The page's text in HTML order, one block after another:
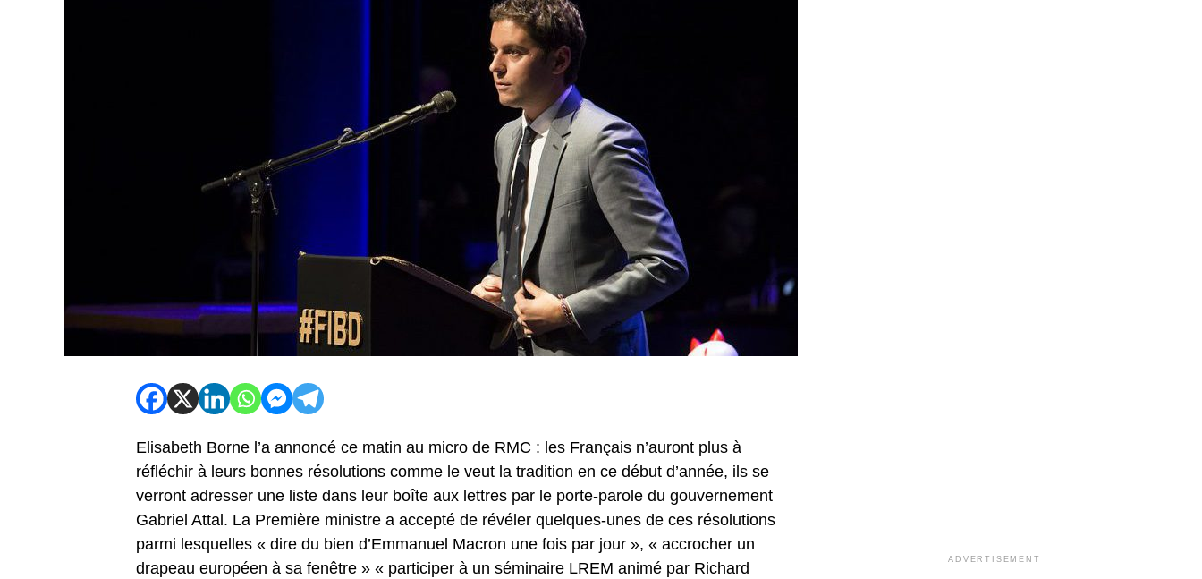
Elisabeth Borne l’a annoncé ce matin au micro de RMC : les Français n’auront plus à
réfléchir à leurs bonnes résolutions comme le veut la tradition en ce début d’année, ils se
verront adresser une liste dans leur boîte aux lettres par le porte-parole du gouvernement
Gabriel Attal. La Première ministre a accepté de révéler quelques-unes de ces résolutions
parmi lesquelles « dire du bien d’Emmanuel Macron une fois par jour », « accrocher un
drapeau européen à sa fenêtre » « participer à un séminaire LREM animé par Richard
ADVERTISEMENT